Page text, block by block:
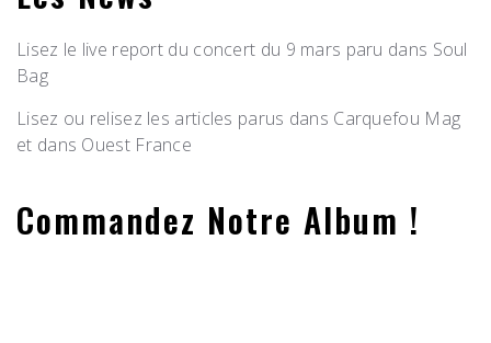
Lisez le live report du concert du 9 mars paru dans Soul
Bag
Lisez ou relisez les articles parus dans Carquefou Mag
et dans Ouest France
Commandez Notre Album !